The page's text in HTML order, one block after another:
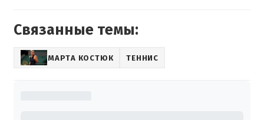
Связанные темы:
МАРТА КОСТЮК ТЕННИС